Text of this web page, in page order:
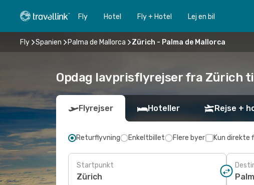
Fly Hotel Fly + Hotel Lej en bil
Fly Spanien Palma de Mallorca Zürich - Palma de Mallorca
Opdag lavprisflyrejser fra Zürich
Flyrejser Hoteller Rejse +
Returflyvning Enkeltbillet Flere byer Kun direkte
Startpunkt